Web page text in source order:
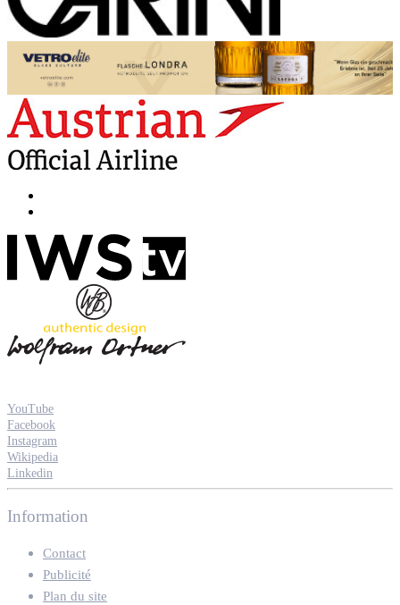
YouTube
Facebook
Instagram
Wikipedia
Linkedin
Information
Contact
Publicité
Plan du site